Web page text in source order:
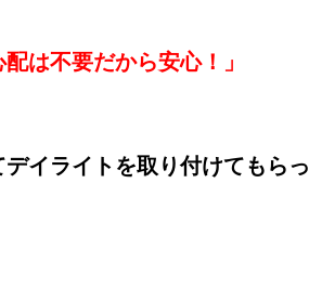
は不要だから安心！」
イライトを取り付けてもらっ